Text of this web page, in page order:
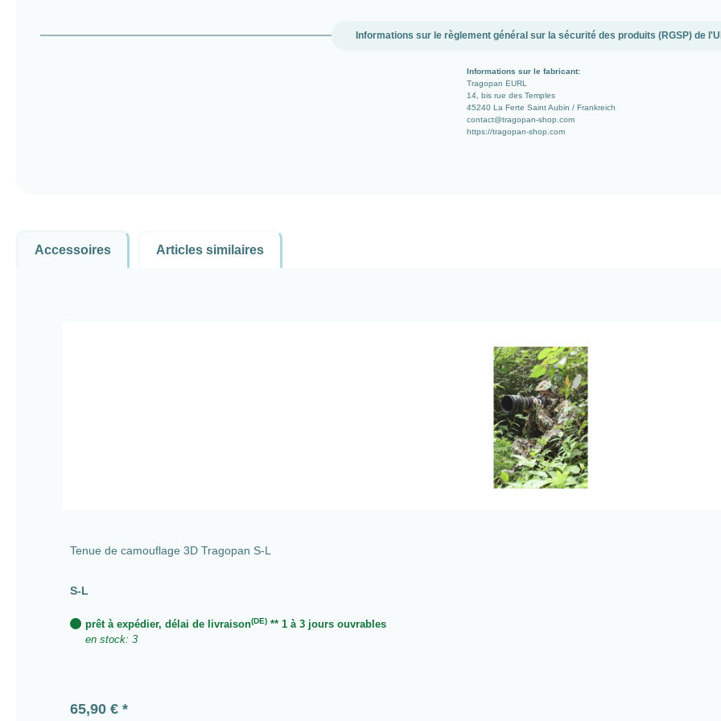
Informations sur le règlement général sur la sécurité des produits (RGSP) de
Informations sur le fabricant:
Tragopan EURL
14, bis rue des Temples
45240 La Ferte Saint Aubin / Frankreich
contact@tragopan-shop.com
https://tragopan-shop.com
Accessoires Articles similaires
Tenue de camouflage 3D Tragopan S-L
S-L
prêt à expédier, délai de livraison(DE) ** 1 à 3 jours ouvrables
en stock: 3
Prix régulier :
65,90 €